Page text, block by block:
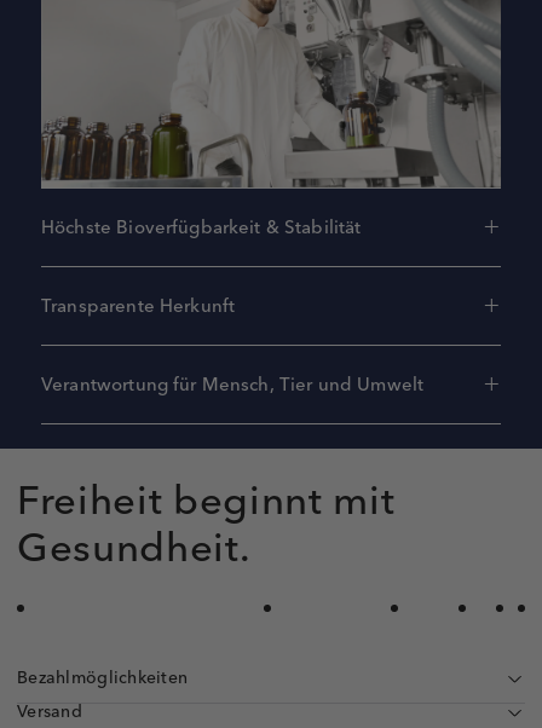
Höchste Bioverfügbarkeit & Stabilität
Transparente Herkunft
Verantwortung für Mensch, Tier und Umwelt
Freiheit beginnt mit
Gesundheit.
Bezahlmöglichkeiten
Versand